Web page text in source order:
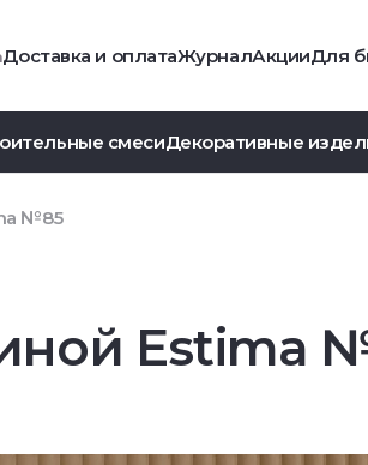
Доставка и оплатаЖурналАкцииДля
смесиДекоративные
№85
Estima